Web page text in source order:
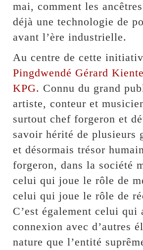
mai, comment les
déjà une technologie de
avant l’ère industrielle.
Au centre de cette
Pingdwendé Gérard
KPG. Connu du grand
artiste, conteur et
surtout chef forgeron et
savoir hérité de plusieurs
et désormais trésor
forgeron, dans la société
celui qui joue le rôle de
celui qui joue le rôle de
C’est également celui qui
connexion avec d’autres
nature que l’entité